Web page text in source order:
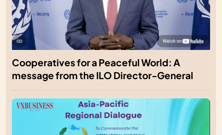
Cooperatives for a Peaceful World: A
message from the ILO Director-General